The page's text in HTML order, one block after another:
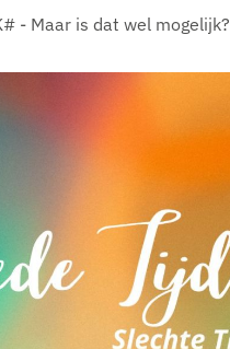
- Maar is dat wel mogelijk?